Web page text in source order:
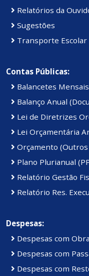
Relatórios da
Sugestões
Transporte Escolar
Contas Públicas:
Balancetes
Balanço Anual
Lei de Diretrizes
Lei Orçamentária
Orçamento
Plano Plurianual
Relatório Gestão
Relatório Res.
Despesas:
Despesas com
Despesas com
Despesas com